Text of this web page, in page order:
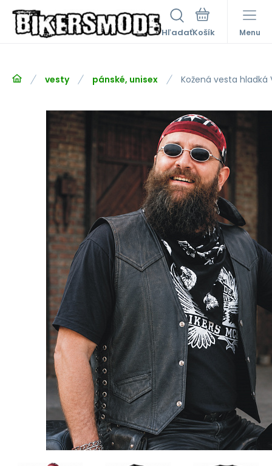
Hľadať Menu
vesty pánské, unisex Kožená vesta hladká